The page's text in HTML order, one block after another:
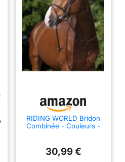
RIDING WORLD Bridon
Combinée - Couleurs -
COB
30,99 €